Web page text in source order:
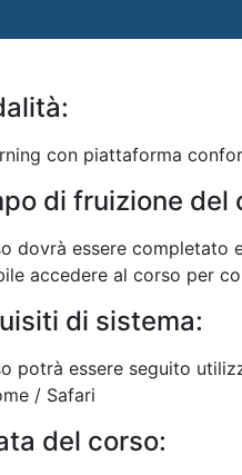
con piattaforma
di fruizione del
dovrà essere completato
accedere al corso per
di sistema:
potrà essere seguito
/ Safari
del corso: